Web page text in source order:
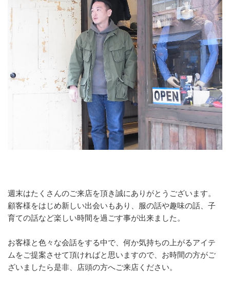
週末はたくさんのご来店を頂き誠にありがとうございます。
顧客様をはじめ新しい出会いもあり、服の話や趣味の話、子
育ての話など楽しい時間を過ごす事が出来ました。
お客様と色々な会話をする中で、何か気持ちの上がるアイテ
ムをご提案させて頂ければと思いますので、お時間の方がご
ざいましたら是非、店頭の方へご来店ください。